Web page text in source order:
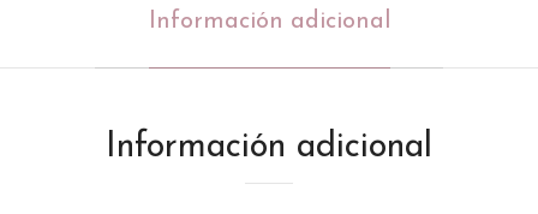
Información adicional
Información adicional